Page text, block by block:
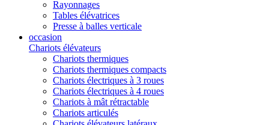
Rayonnages
Tables élévatrices
Presse à balles verticale
occasion
Chariots élévateurs
Chariots thermiques
Chariots thermiques compacts
Chariots électriques à 3 roues
Chariots électriques à 4 roues
Chariots à mât rétractable
Chariots articulés